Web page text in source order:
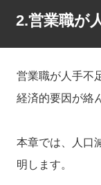
2.営業職が
営業職が人手不
経済的要因が絡
本章では、人口
明します。